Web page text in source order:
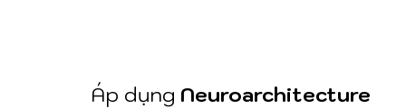
Áp dụng Neuroarchitecture